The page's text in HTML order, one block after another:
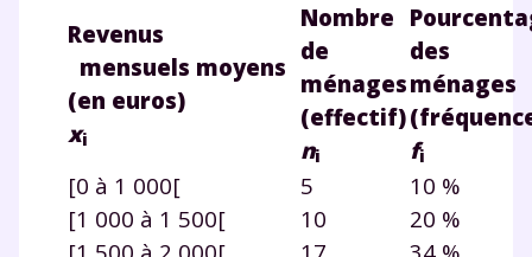
Revenus
mensuels moyens
(en euros)
xi
Nombre
de
ménages
(effectif)
ni
des
ménages
fi
[0 à 1 000[
[1 000 à 1 500[
5
10
10 %
20 %
Envie de progresser
et de réussir votre
année scolaire ?